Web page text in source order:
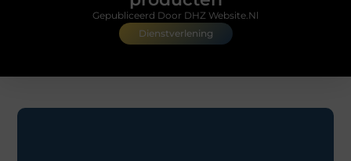
Dienstverlening
Gepubliceerd Door DHZ Website.nl